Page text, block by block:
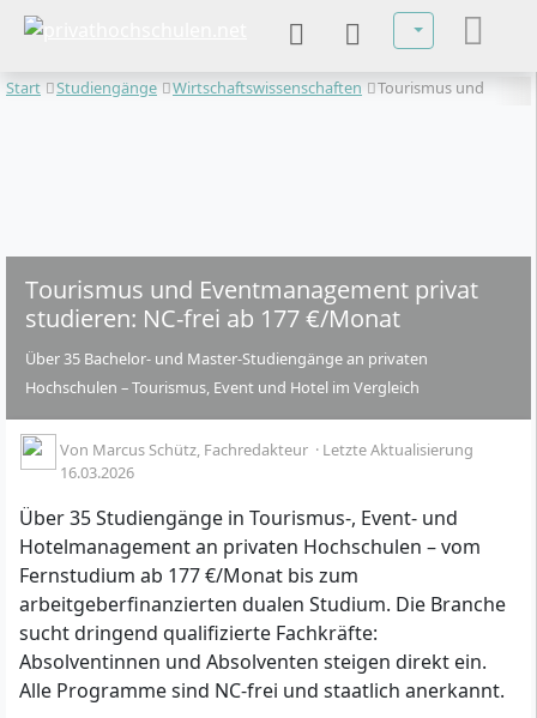
Sprache
Start Studiengänge Wirtschaftswissenschaften
Tourismus und
Tourismus und Eventmanagement privat
studieren: NC-frei ab 177 €/Monat
Über 35 Bachelor- und Master-Studiengänge an privaten
Hochschulen – Tourismus, Event und Hotel im Vergleich
Von Marcus Schütz, Fachredakteur · Letzte Aktualisierung
16.03.2026
Über 35 Studiengänge in Tourismus-, Event- und
Hotelmanagement an privaten Hochschulen – vom
Fernstudium ab 177 €/Monat bis zum
arbeitgeberfinanzierten dualen Studium. Die Branche
sucht dringend qualifizierte Fachkräfte:
Absolventinnen und Absolventen steigen direkt ein.
Alle Programme sind NC-frei und staatlich anerkannt.